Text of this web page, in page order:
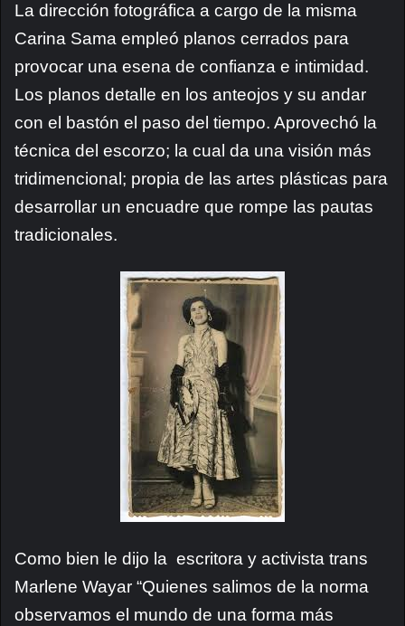
La dirección fotográfica a cargo de la misma
Carina Sama empleó planos cerrados para
provocar una esena de confianza e intimidad.
Los planos detalle en los anteojos y su andar
con el bastón el paso del tiempo. Aprovechó la
técnica del escorzo; la cual da una visión más
tridimencional; propia de las artes plásticas para
desarrollar un encuadre que rompe las pautas
tradicionales.
Como bien le dijo la escritora y activista trans
Marlene Wayar “Quienes salimos de la norma
observamos el mundo de una forma más